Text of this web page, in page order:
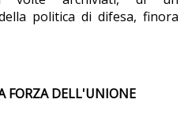
politica di difesa, finora
FORZA DELL'UNIONE